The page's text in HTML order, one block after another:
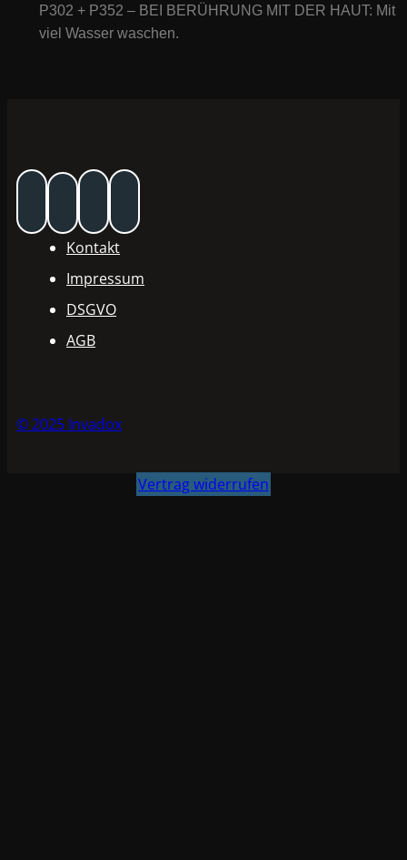
P302 + P352 – BEI BERÜHRUNG MIT DER HAUT: Mit
viel Wasser waschen.
Kontakt
Impressum
DSGVO
AGB
© 2025 Invadox
Vertrag widerrufen